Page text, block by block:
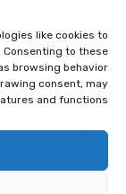
like cookies to
to these
browsing behavior
consent, may
and functions.